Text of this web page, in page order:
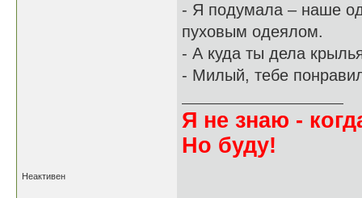
- Я подумала – наше
пуховым одеялом.
- А куда ты дела
- Милый, тебе
Я не знаю -
Но буду!
Неактивен